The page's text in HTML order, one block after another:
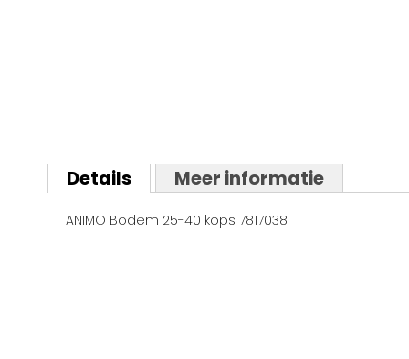
naar
het
van
Details
ANIMO Bodem 25-40 kops 7817038
Meer informatie